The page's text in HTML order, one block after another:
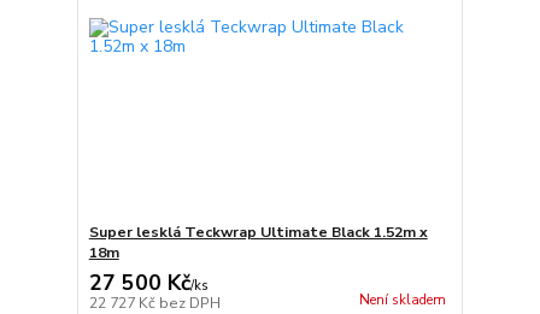
Super lesklá Teckwrap Ultimate Black 1.52m x
18m
27 500 Kč/ks
22 727 Kč bez DPH Není skladem